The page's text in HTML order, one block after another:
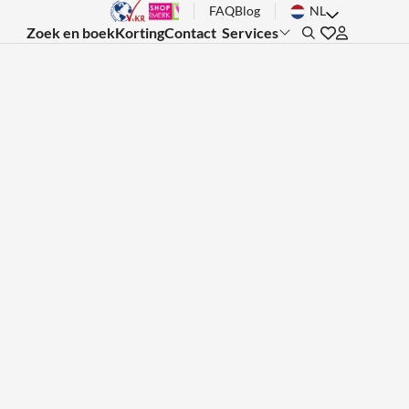
Zoek en boekKortingContact Services Search
FAQBlog NL